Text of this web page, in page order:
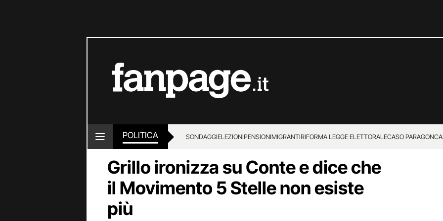
POLITICA SONDAGGIELEZIONIPENSIONIMIGRANTIRIFORMA LEGGE ELETTORALECASO PARAGON
Grillo ironizza su Conte e dice che
il Movimento 5 Stelle non esiste
più